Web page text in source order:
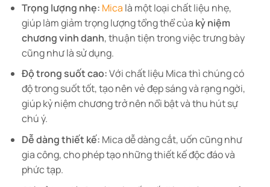
Trọng lượng nhẹ: Mica là một loại chất liệu nhẹ,
giúp làm giảm trọng lượng tổng thể của kỷ niệm
chương vinh danh, thuận tiện trong việc trưng bày
cũng như là sử dụng.
Độ trong suốt cao:Với chất liệu Mica thì chúng có
độ trong suốt tốt, tạo nên vẻ đẹp sáng và rạng ngời,
giúp kỷ niệm chương trở nên nổi bật và thu hút sự
chú ý.
Dễ dàng thiết kế: Mica dễ dàng cắt, uốn cũng như
gia công, cho phép tạo những thiết kế độc đáo và
phức tạp.